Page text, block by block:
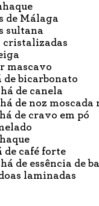
de Málaga
sultana
cristalizadas
mascavo
de bicarbonato
de canela
de noz moscada
de cravo em pó
de café forte
de essência de
laminadas